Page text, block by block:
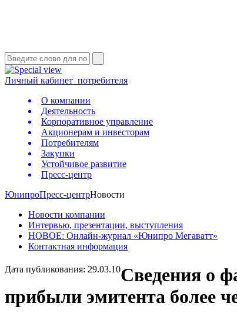
Личный кабинет потребителя
О компании
Деятельность
Корпоративное управление
Акционерам и инвесторам
Потребителям
Закупки
Устойчивое развитие
Пресс-центр
ЮнипроПресс-центрНовости
Новости компании
Интервью, презентации, выступления
НОВОЕ: Онлайн-журнал «Юнипро Мегаватт»
Контактная информация
Дата публикования: 29.03.10Сведения о
прибыли эмитента более